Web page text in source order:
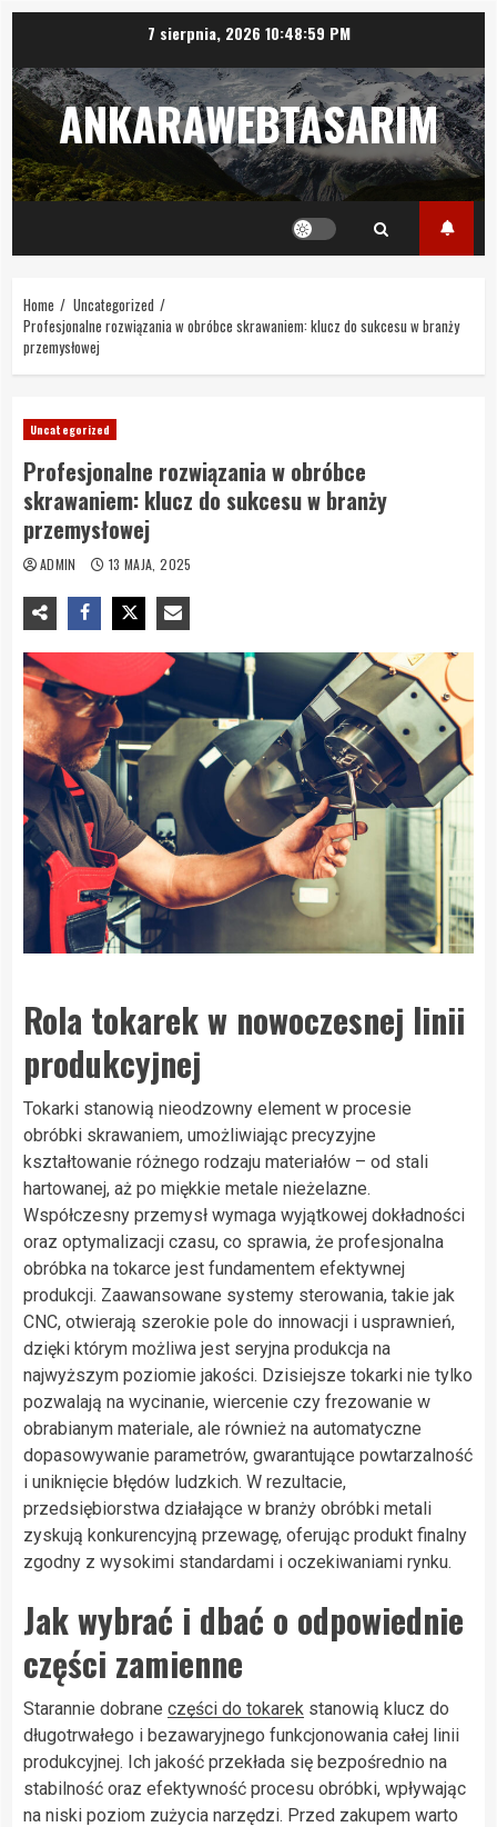
content
7 sierpnia, 2026 10:49:00 PM
ANKARAWEBTASARIM
Home
Uncategorized
Profesjonalne rozwiązania w obróbce skrawaniem: klucz do sukcesu w branży
przemysłowej
Uncategorized
Profesjonalne rozwiązania w obróbce
skrawaniem: klucz do sukcesu w branży
przemysłowej
ADMIN 13 MAJA, 2025
Rola tokarek w nowoczesnej linii
produkcyjnej
Tokarki stanowią nieodzowny element w procesie
obróbki skrawaniem, umożliwiając precyzyjne
kształtowanie różnego rodzaju materiałów – od stali
hartowanej, aż po miękkie metale nieżelazne.
Współczesny przemysł wymaga wyjątkowej dokładności
oraz optymalizacji czasu, co sprawia, że profesjonalna
obróbka na tokarce jest fundamentem efektywnej
produkcji. Zaawansowane systemy sterowania, takie jak
CNC, otwierają szerokie pole do innowacji i usprawnień,
dzięki którym możliwa jest seryjna produkcja na
najwyższym poziomie jakości. Dzisiejsze tokarki nie tylko
pozwalają na wycinanie, wiercenie czy frezowanie w
obrabianym materiale, ale również na automatyczne
dopasowywanie parametrów, gwarantujące powtarzalność
i uniknięcie błędów ludzkich. W rezultacie,
przedsiębiorstwa działające w branży obróbki metali
zyskują konkurencyjną przewagę, oferując produkt finalny
zgodny z wysokimi standardami i oczekiwaniami rynku.
Jak wybrać i dbać o odpowiednie
części zamienne
Starannie dobrane części do tokarek stanowią klucz do
długotrwałego i bezawaryjnego funkcjonowania całej linii
produkcyjnej. Ich jakość przekłada się bezpośrednio na
stabilność oraz efektywność procesu obróbki, wpływając
na niski poziom zużycia narzędzi. Przed zakupem warto